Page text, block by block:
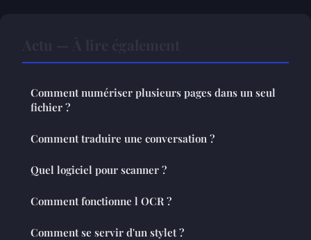
Comment numériser plusieurs pages dans un seul
fichier ?
Comment traduire une conversation ?
Quel logiciel pour scanner ?
Comment fonctionne l OCR ?
Comment se servir d'un stylet ?